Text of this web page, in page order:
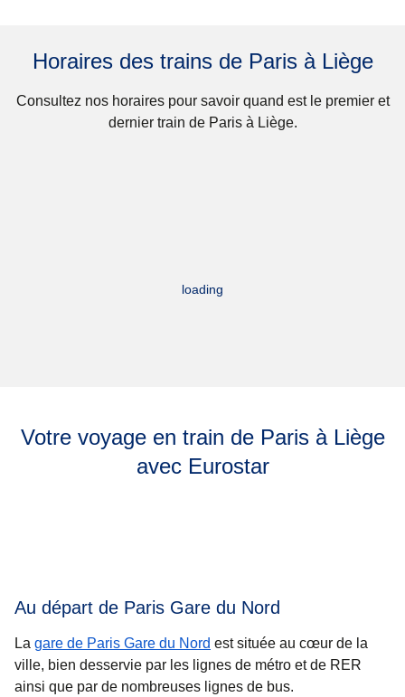
Horaires des trains de Paris à Liège
Consultez nos horaires pour savoir quand est le premier et
dernier train de Paris à Liège.
loading
Votre voyage en train de Paris à Liège
avec Eurostar
Au départ de Paris Gare du Nord
La gare de Paris Gare du Nord est située au cœur de la
ville, bien desservie par les lignes de métro et de RER
ainsi que par de nombreuses lignes de bus.